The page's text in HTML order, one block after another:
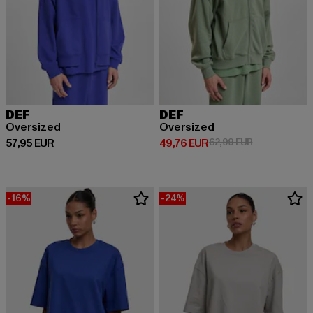
DEF
Oversized
57,95 EUR
Derzeitiger Preis: 57,95 EUR
DEF
Oversized
49,76 EUR
Derzeitiger Preis: 49,76 EUR
62,99 EURAktionspreis:
-16% -24%